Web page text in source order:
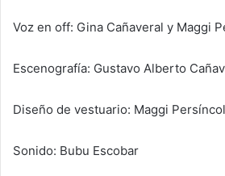
Voz en off: Gina Cañaveral y Maggi
Escenografía: Gustavo Alberto
Diseño de vestuario: Maggi
Sonido: Bubu Escobar